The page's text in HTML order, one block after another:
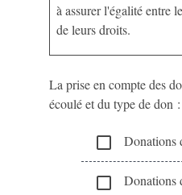
à assurer l'égalité entre
de leurs droits.
La prise en compte des
écoulé et du type de don :
check_box_outline_blank Donations
check_box_outline_blank Donations